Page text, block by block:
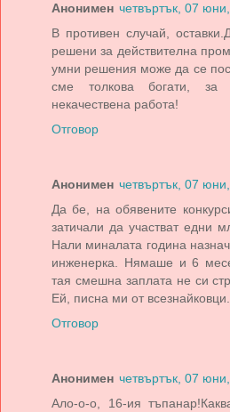
Анонимен четвъртък, 07
В противен случай,
решени за действителна
умни решения може да се
сме толкова богати,
некачествена работа!
Отговор
Анонимен четвъртък, 07
Да бе, на обявените
затичали да участват едни
Нали миналата година
инженерка. Нямаше и 6
тая смешна заплата не си
Ей, писна ми от всезнайковци.
Отговор
Анонимен четвъртък, 07
Ало-о-о, 16-ия